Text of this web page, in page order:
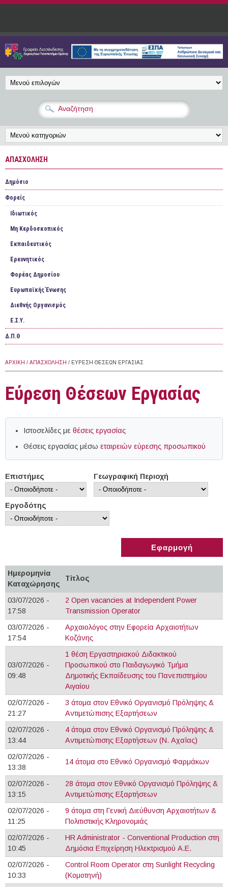
Παράκαμψη προς το κυρίως περιεχόμενο
ΑΠΑΣΧΌΛΗΣΗ
Δημόσιο
Φορείς
Ιδιωτικός
Mη Κερδοσκοπικός
Εκπαιδευτικός
Ερευνητικός
Φορέας Δημοσίου
Ευρωπαϊκής Ένωσης
Διεθνής Οργανισμός
Ε.Σ.Υ.
Δ.Π.Θ
ΑΡΧΙΚΉ / ΑΠΑΣΧΌΛΗΣΗ / ΕΎΡΕΣΗ ΘΈΣΕΩΝ ΕΡΓΑΣΊΑΣ
Εύρεση Θέσεων Εργασίας
Ιστοσελίδες με θέσεις εργασίας
Θέσεις εργασίας μέσω εταιρειών εύρεσης προσωπικού
Επιστήμες Γεωγραφική Περιοχή
Εργοδότης
Ημερομηνία
Καταχώρησης
Τίτλος
03/07/2026 -
17:58
2 Οpen vacancies at Independent Power
Transmission Operator
03/07/2026 -
17:54
Αρχαιολόγος στην Εφορεία Αρχαιοτήτων
Κοζάνης
03/07/2026 -
09:48
1 θέση Εργαστηριακού Διδακτικού
Προσωπικού στο Παιδαγωγικό Τμήμα
Δημοτικής Εκπαίδευσης του Πανεπιστημίου
Αιγαίου
02/07/2026 -
21:27
3 άτομα στον Εθνικό Οργανισμό Πρόληψης &
Αντιμετώπισης Εξαρτήσεων
02/07/2026 -
13:44
4 άτομα στον Εθνικό Οργανισμό Πρόληψης &
Αντιμετώπισης Εξαρτήσεων (Ν. Αχαΐας)
02/07/2026 -
13:38
14 άτομα στο Εθνικό Οργανισμό Φαρμάκων
02/07/2026 -
13:15
28 άτομα στον Εθνικό Οργανισμό Πρόληψης &
Αντιμετώπισης Εξαρτήσεων
02/07/2026 -
11:25
9 άτομα στη Γενική Διεύθυνση Αρχαιοτήτων &
Πολιτιστικής Κληρονομιάς
02/07/2026 -
10:45
HR Administrator - Conventional Production στη
Δημόσια Επιχείρηση Ηλεκτρισμού Α.Ε.
02/07/2026 -
10:33
Control Room Operator στη Sunlight Recycling
(Κομοτηνή)